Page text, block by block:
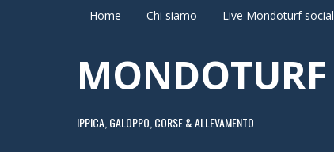
Home Chi siamo Live Mondoturf social
MONDOTURF
IPPICA, GALOPPO, CORSE & ALLEVAMENTO